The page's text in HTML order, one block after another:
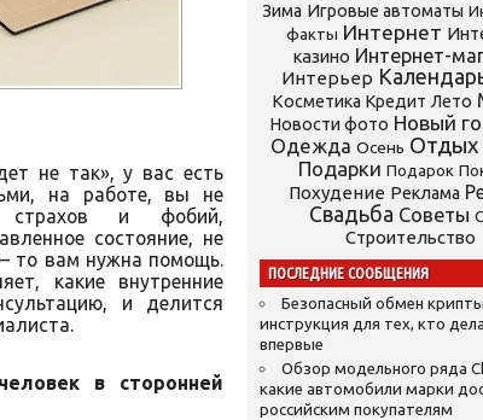
не так», у вас есть
на работе, вы не
страхов и фобий,
состояние, не
то вам нужна помощь.
какие внутренние
и делится
в сторонней
Зима Игровые автоматы
факты Интернет
казино Интернет-
Интерьер
Косметика Кредит Лето
Новости фото Новый
Одежда Осень Отдых
Подарки Подарок
Похудение Реклама
Свадьба Советы
Строительство
ПОСЛЕДНИЕ СООБЩЕНИЯ
Безопасный обмен
инструкция для тех, кто
впервые
Обзор модельного ряда
какие автомобили марки
российским покупателям